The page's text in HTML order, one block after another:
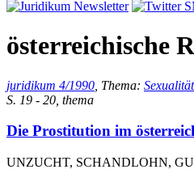
österreichische
juridikum 4/1990 , Thema:
S. 19 - 20, thema
Die Prostitution im
UNZUCHT, SCHANDLOHN,